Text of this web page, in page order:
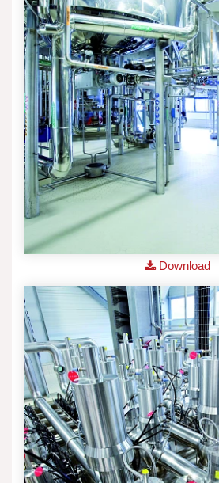
Download